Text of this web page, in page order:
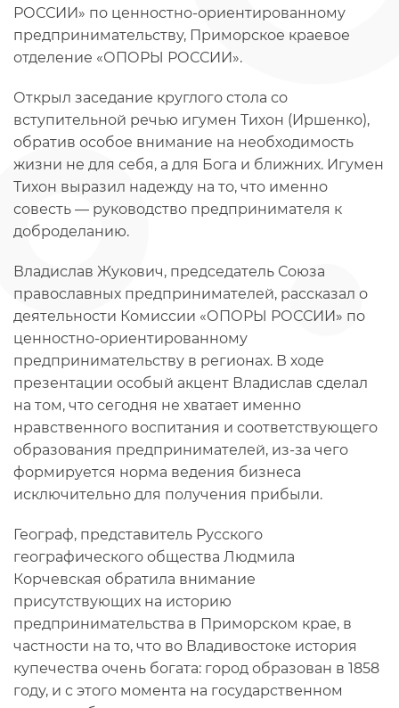
РОССИИ» по ценностно-ориентированному
предпринимательству, Приморское краевое
отделение «ОПОРЫ РОССИИ».
Открыл заседание круглого стола со
вступительной речью игумен Тихон (Иршенко),
обратив особое внимание на необходимость
жизни не для себя, а для Бога и ближних. Игумен
Тихон выразил надежду на то, что именно
совесть — руководство предпринимателя к
доброделанию.
Владислав Жукович, председатель Союза
православных предпринимателей, рассказал о
деятельности Комиссии «ОПОРЫ РОССИИ» по
ценностно-ориентированному
предпринимательству в регионах. В ходе
презентации особый акцент Владислав сделал
на том, что сегодня не хватает именно
нравственного воспитания и соответствующего
образования предпринимателей, из-за чего
формируется норма ведения бизнеса
исключительно для получения прибыли.
Географ, представитель Русского
географического общества Людмила
Корчевская обратила внимание
присутствующих на историю
предпринимательства в Приморском крае, в
частности на то, что во Владивостоке история
купечества очень богата: город образован в 1858
году, и с этого момента на государственном